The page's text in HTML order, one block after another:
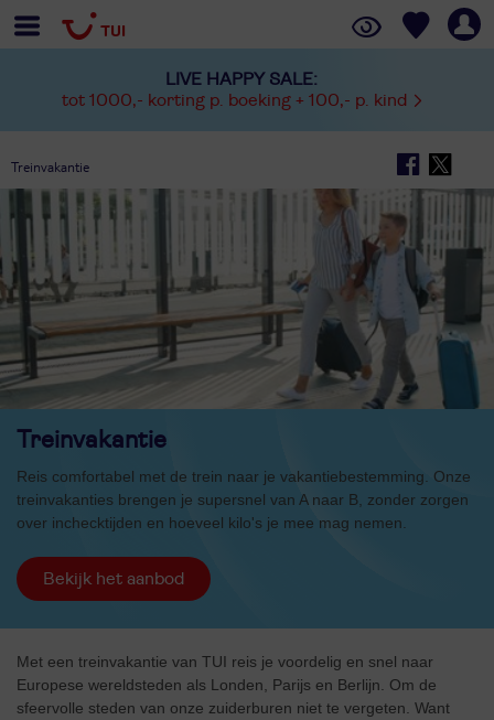
LIVE HAPPY SALE:
tot 1000,- korting p. boeking + 100,- p. kind
Treinvakantie
Treinvakantie
Reis comfortabel met de trein naar je vakantiebestemming. Onze
treinvakanties brengen je supersnel van A naar B, zonder zorgen
over inchecktijden en hoeveel kilo's je mee mag nemen.
Bekijk het aanbod
Met een treinvakantie van TUI reis je voordelig en snel naar
Europese wereldsteden als Londen, Parijs en Berlijn. Om de
sfeervolle steden van onze zuiderburen niet te vergeten. Want